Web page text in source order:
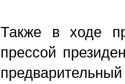
Также в ходе
прессой